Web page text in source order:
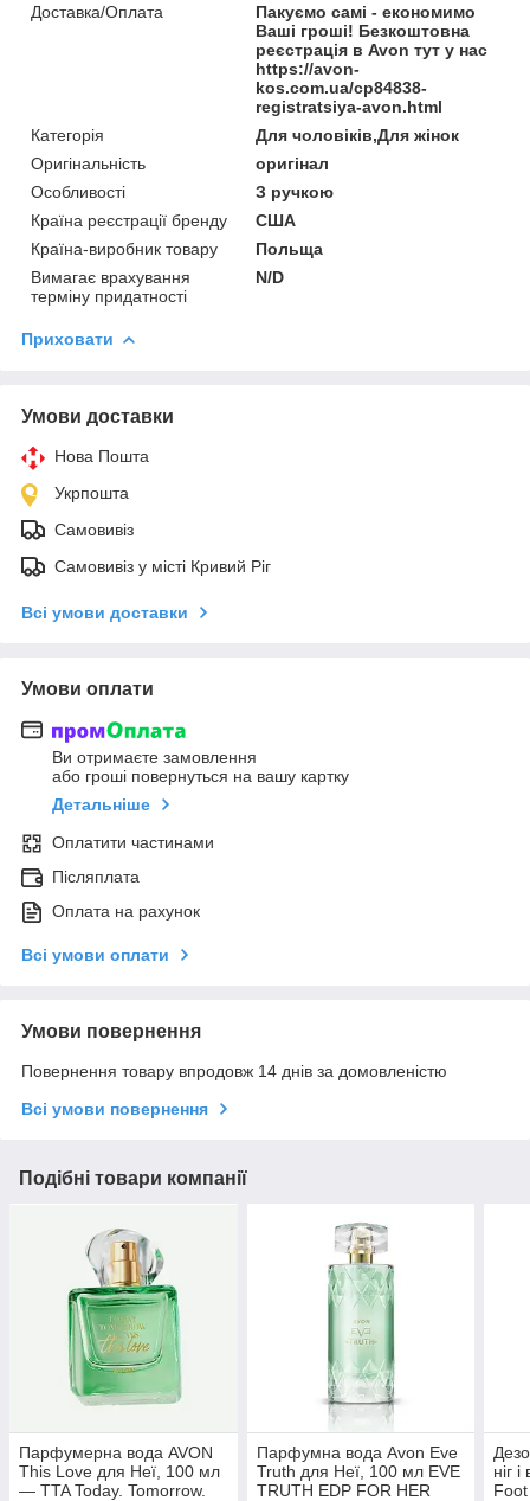
Доставка/Оплата
Пакуємо самі - економимо
Ваші гроші! Безкоштовна
реєстрація в Avon тут у нас
https://avon-
kos.com.ua/cp84838-
registratsiya-avon.html
Категорія
Для чоловіків,Для жінок
Оригінальність
оригінал
Особливості
З ручкою
Країна реєстрації бренду
США
Країна-виробник товару
Польща
Вимагає врахування
терміну придатності
N/D
Приховати
Умови доставки
Нова Пошта
Укрпошта
Самовивіз
Самовивіз у місті Кривий Ріг
Всі умови доставки
Умови оплати
Ви отримаєте замовлення
або гроші повернуться на вашу картку
Детальніше
Оплатити частинами
Післяплата
Оплата на рахунок
Всі умови оплати
Умови повернення
Повернення товару впродовж 14 днів за домовленістю
Всі умови повернення
Подібні товари компанії
Парфумерна вода AVON
This Love для Неї, 100 мл
— TTA Today. Tomorrow.
Парфумна вода Avon Eve
Truth для Неї, 100 мл EVE
TRUTH EDP FOR HER
ніг